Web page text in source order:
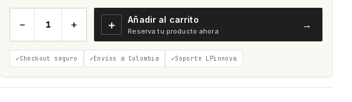
− + ＋ Añadir al carrito
Reserva tu producto ahora
→
Checkout seguro Envíos a Colombia Soporte LPinnova